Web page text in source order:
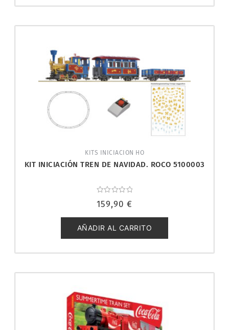
KITS INICIACION HO
KIT INICIACIÓN TREN DE NAVIDAD. ROCO 5100003
con
de
5
159,90 €
AÑADIR AL CARRITO